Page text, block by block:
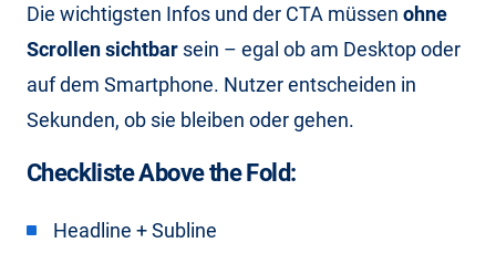
Die wichtigsten Infos und der CTA müssen ohne
Scrollen sichtbar sein – egal ob am Desktop oder
auf dem Smartphone. Nutzer entscheiden in
Sekunden, ob sie bleiben oder gehen.
Checkliste Above the Fold:
Headline + Subline